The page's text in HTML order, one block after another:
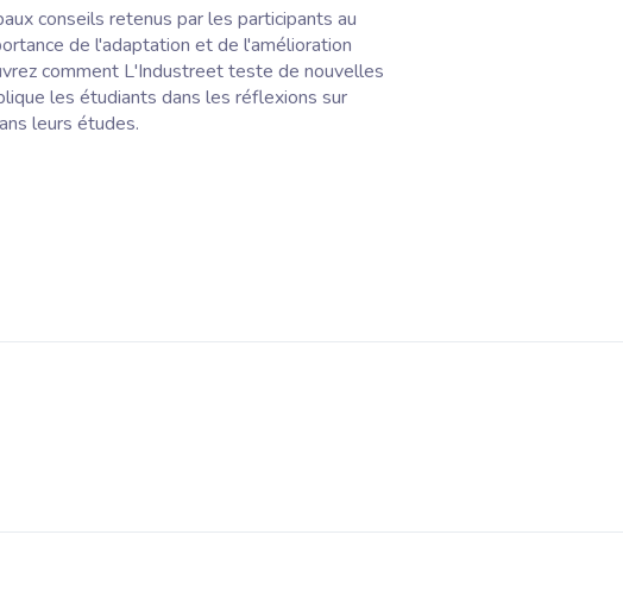
conseils retenus par les participants au
de l'adaptation et de l'amélioration
comment L'Industreet teste de nouvelles
les étudiants dans les réflexions sur
leurs études.